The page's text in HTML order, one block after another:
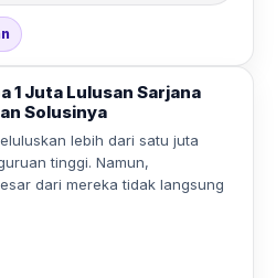
1 Juta Lulusan Sarjana
Solusinya
lebih dari satu juta
tinggi. Namun,
dari mereka tidak langsung